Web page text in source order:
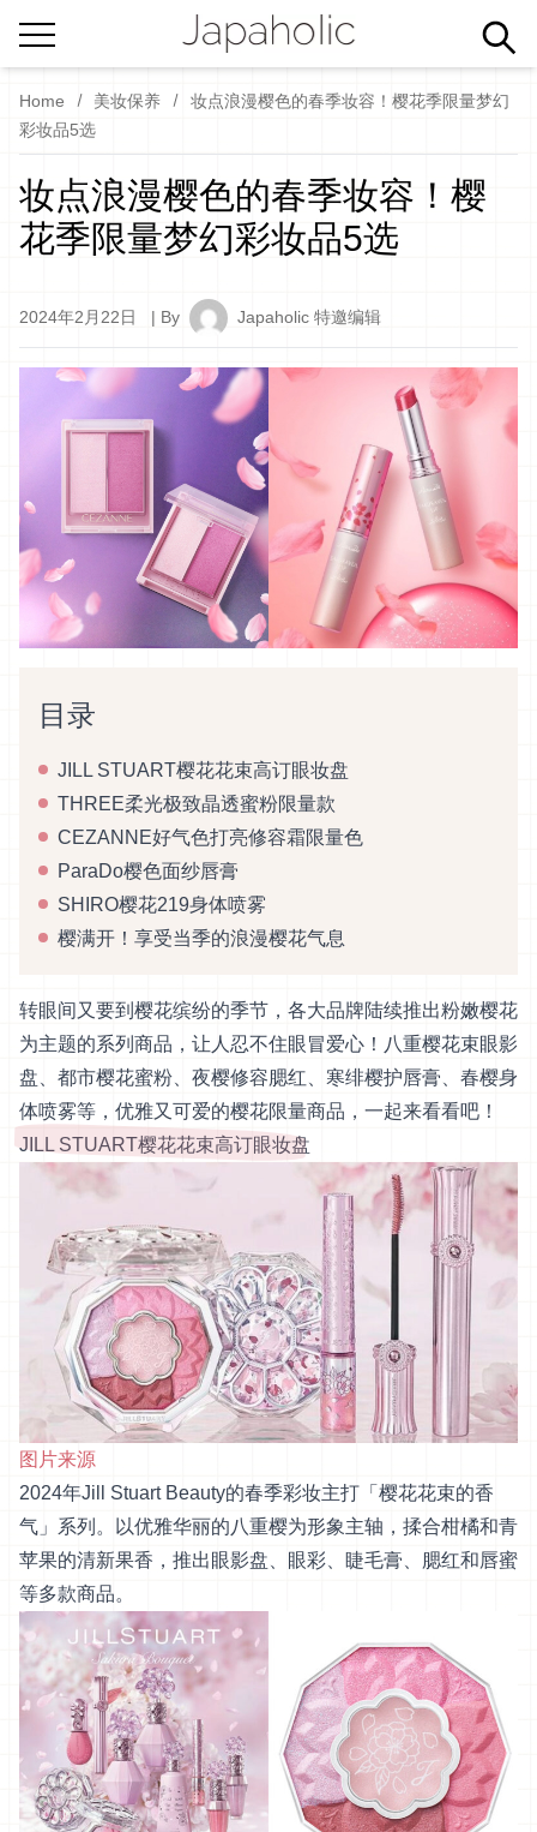
Home 美妆保养
妆点浪漫樱色的春季妆容！樱花季限量梦幻
彩妆品5选
妆点浪漫樱色的春季妆容！樱
花季限量梦幻彩妆品5选
2024年2月22日 | By Japaholic 特邀编辑
目录
JILL STUART樱花花束高订眼妆盘
THREE柔光极致晶透蜜粉限量款
CEZANNE好气色打亮修容霜限量色
ParaDo樱色面纱唇膏
SHIRO樱花219身体喷雾
樱满开！享受当季的浪漫樱花气息
转眼间又要到樱花缤纷的季节，各大品牌陆续推出粉嫩樱花
为主题的系列商品，让人忍不住眼冒爱心！八重樱花束眼影
盘、都市樱花蜜粉、夜樱修容腮红、寒绯樱护唇膏、春樱身
体喷雾等，优雅又可爱的樱花限量商品，一起来看看吧！
JILL STUART樱花花束高订眼妆盘
图片来源
2024年Jill Stuart Beauty的春季彩妆主打「樱花花束的香
气」系列。以优雅华丽的八重樱为形象主轴，揉合柑橘和青
苹果的清新果香，推出眼影盘、眼彩、睫毛膏、腮红和唇蜜
等多款商品。